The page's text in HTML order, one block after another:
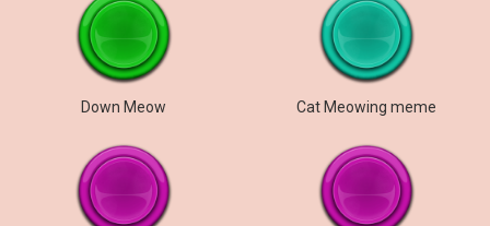
Down Meow Cat Meowing meme